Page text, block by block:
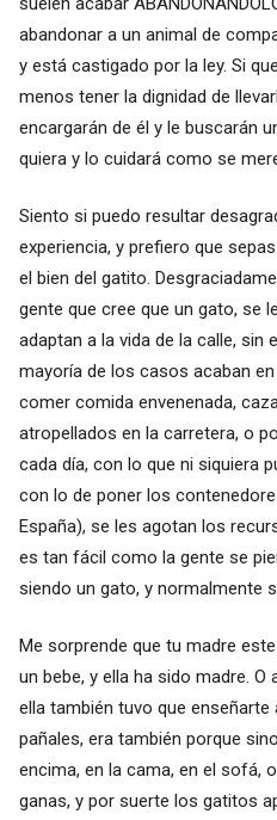
abandonar a un animal de
y está castigado por la ley. Si
menos tener la dignidad de
encargarán de él y le buscarán
quiera y lo cuidará como se
Siento si puedo resultar
experiencia, y prefiero que
el bien del gatito.
gente que cree que un gato, se
adaptan a la vida de la calle, sin
mayoría de los casos acaban
comer comida envenenada,
atropellados en la carretera, o
cada día, con lo que ni siquiera
con lo de poner los
España), se les agotan los
es tan fácil como la gente se
siendo un gato, y normalmente
Me sorprende que tu madre
un bebe, y ella ha sido madre.
ella también tuvo que
pañales, era también porque
encima, en la cama, en el sofá,
ganas, y por suerte los gatitos